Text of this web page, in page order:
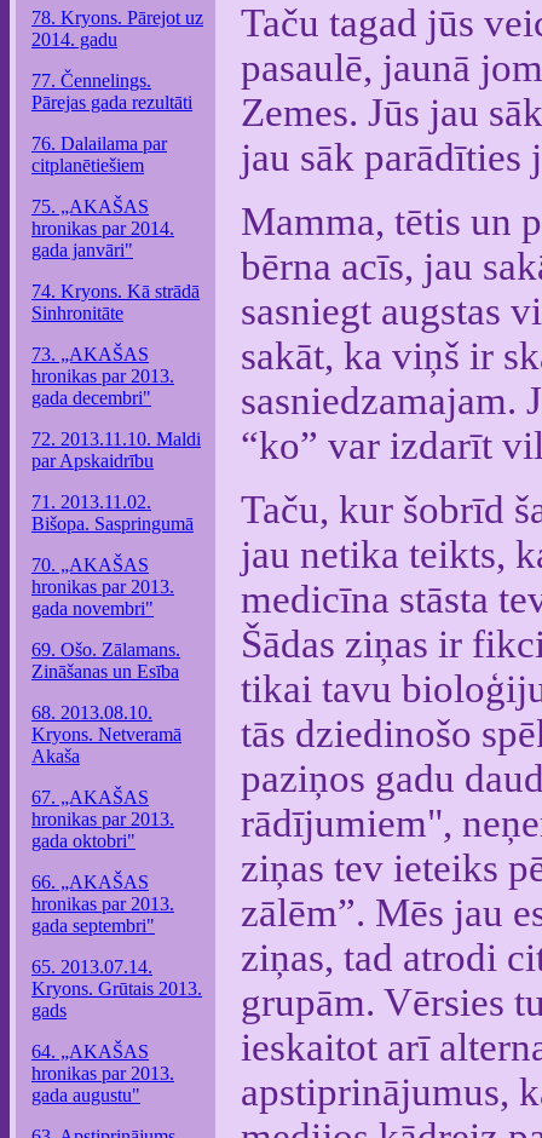
78. Kryons. Pārejot uz
2014. gadu
77. Čennelings.
Pārejas gada rezultāti
76. Dalailama par
citplanētiešiem
75. „AKAŠAS
hronikas par 2014.
gada janvāri"
74. Kryons. Kā strādā
Sinhronitāte
73. „AKAŠAS
hronikas par 2013.
gada decembri"
72. 2013.11.10. Maldi
par Apskaidrību
71. 2013.11.02.
Bišopa. Saspringumā
70. „AKAŠAS
hronikas par 2013.
gada novembri"
69. Ošo. Zālamans.
Zināšanas un Esība
68. 2013.08.10.
Kryons. Netveramā
Akaša
67. „AKAŠAS
hronikas par 2013.
gada oktobri"
66. „AKAŠAS
hronikas par 2013.
gada septembri"
65. 2013.07.14.
Kryons. Grūtais 2013.
gads
64. „AKAŠAS
hronikas par 2013.
gada augustu"
Taču tagad jūs
pasaulē, jaunā
Zemes. Jūs jau
jau sāk parādīties
Mamma, tētis un
bērna acīs, jau
sasniegt augstas
sakāt, ka viņš ir
sasniedzamajam.
“ko” var izdarīt
Taču, kur šobrīd
jau netika teikts,
medicīna stāsta
Šādas ziņas ir
tikai tavu
tās dziedinošo
paziņos gadu
rādījumiem",
ziņas tev ieteiks
zālēm”. Mēs jau
ziņas, tad atrodi
grupām. Vērsies
ieskaitot arī
apstiprinājumus,